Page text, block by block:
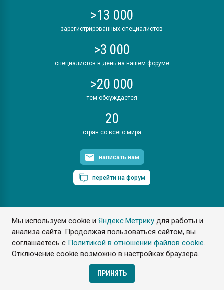
Мы используем cookie иЯндекс.Метрику для работы и
анализа сайта. Продолжая пользоваться сайтом, вы
соглашаетесь с Политикой в отношении файлов cookie.
Отключение cookie возможно в настройках браузера.
ПРИНЯТЬ
>13 000
зарегистрированных специалистов
>3 000
специалистов в день на нашем форуме
>20 000
тем обсуждается
20
стран со всего мира
написать нам
перейти на форум
ПластЭксперт © 2006. Все права защищены
Разрешается копирование материалов сайта с обязательной
ссылкой на www.e-plastic.ru
Разработка сайта